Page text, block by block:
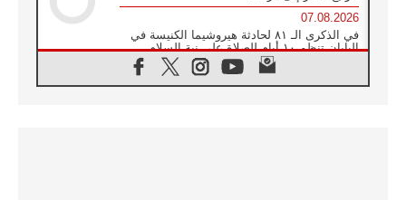
07.08.2026
في الذكرى الـ ٨١ لحادثة هيروشيما الكنيسة في
اليابان تنظم ١٠ أيام للصلاة على نية السلام
الكنيسة في الأوروغواي: زيارة البابا ستعزز